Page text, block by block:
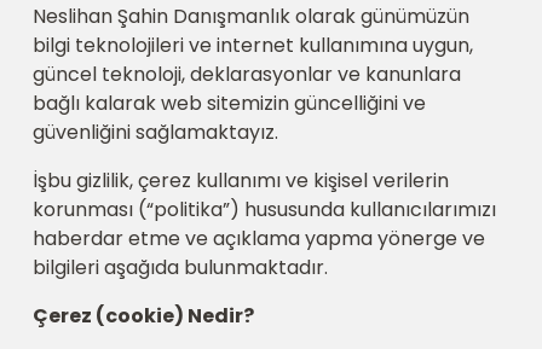
Neslihan Şahin Danışmanlık olarak günümüzün
bilgi teknolojileri ve internet kullanımına uygun,
güncel teknoloji, deklarasyonlar ve kanunlara
bağlı kalarak web sitemizin güncelliğini ve
güvenliğini sağlamaktayız.
İşbu gizlilik, çerez kullanımı ve kişisel verilerin
korunması (“politika”) hususunda kullanıcılarımızı
haberdar etme ve açıklama yapma yönerge ve
bilgileri aşağıda bulunmaktadır.
Çerez (cookie) Nedir?